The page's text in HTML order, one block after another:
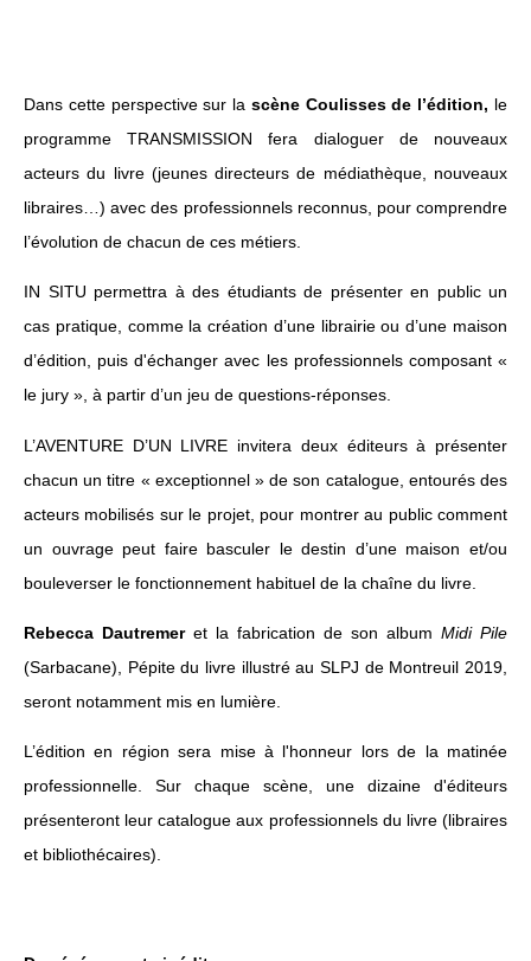
Dans cette perspective sur la scène Coulisses de l’édition, le
programme TRANSMISSION fera dialoguer de nouveaux
acteurs du livre (jeunes directeurs de médiathèque, nouveaux
libraires…) avec des professionnels reconnus, pour comprendre
l’évolution de chacun de ces métiers.
IN SITU permettra à des étudiants de présenter en public un
cas pratique, comme la création d’une librairie ou d’une maison
d’édition, puis d'échanger avec les professionnels composant «
le jury », à partir d’un jeu de questions-réponses.
L’AVENTURE D’UN LIVRE invitera deux éditeurs à présenter
chacun un titre « exceptionnel » de son catalogue, entourés des
acteurs mobilisés sur le projet, pour montrer au public comment
un ouvrage peut faire basculer le destin d’une maison et/ou
bouleverser le fonctionnement habituel de la chaîne du livre.
Rebecca Dautremer et la fabrication de son album Midi Pile
(Sarbacane), Pépite du livre illustré au SLPJ de Montreuil 2019,
seront notamment mis en lumière.
L’édition en région sera mise à l'honneur lors de la matinée
professionnelle. Sur chaque scène, une dizaine d'éditeurs
présenteront leur catalogue aux professionnels du livre (libraires
et bibliothécaires).